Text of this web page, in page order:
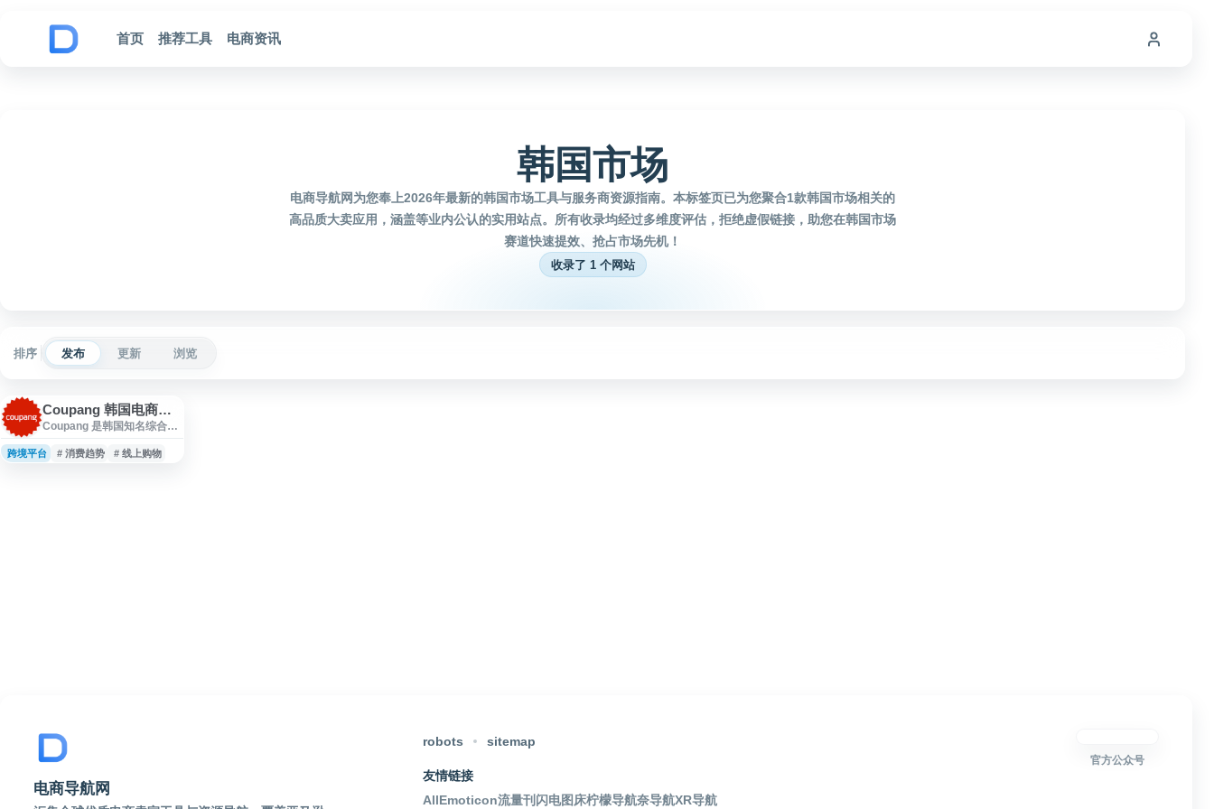
首页
推荐工具 电商资讯
韩国市场
电商导航网为您奉上2026年最新的韩国市场工具与服务商资源指南。本标签页已为您聚合1款韩国市场相关的
高品质大卖应用，涵盖等业内公认的实用站点。所有收录均经过多维度评估，拒绝虚假链接，助您在韩国市场
赛道快速提效、抢占市场先机！
收录了 1 个网站
排序 发布 更新 浏览
Coupang 韩国电商平台
Coupang 是韩国知名综合电
品生鲜、家居用品、数码家
电、服饰美妆等多品类商品
跨境平台 # 消费趋势 # 线上购物
电商导航网
robots sitemap
友情链接
AllEmoticon流量刊 闪电图床柠檬导航奈导航XR导航
官方公众号